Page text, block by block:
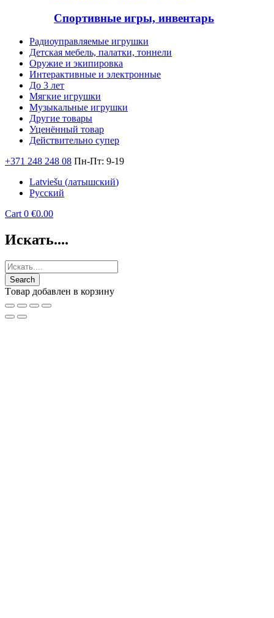
Спортивные игры, инвентарь
Радиоуправляемые игрушки
Детская мебель, палатки, тоннели
Оружие и экипировка
Интерактивные и электронные
До 3 лет
Мягкие игрушки
Музыкальные игрушки
Другие товары
Уценённый товар
Действительно супер
+371 248 248 08 Пн-Пт: 9-19
Latviešu (латышский)
Русский
Cart 0 €0.00
Искать....
Tовар добавлен в корзину